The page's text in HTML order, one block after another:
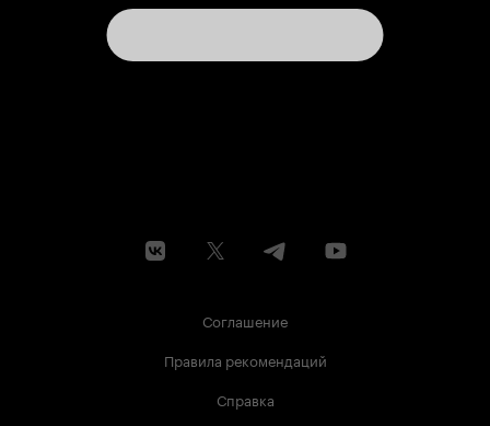
Соглашение
Правила рекомендаций
Справка